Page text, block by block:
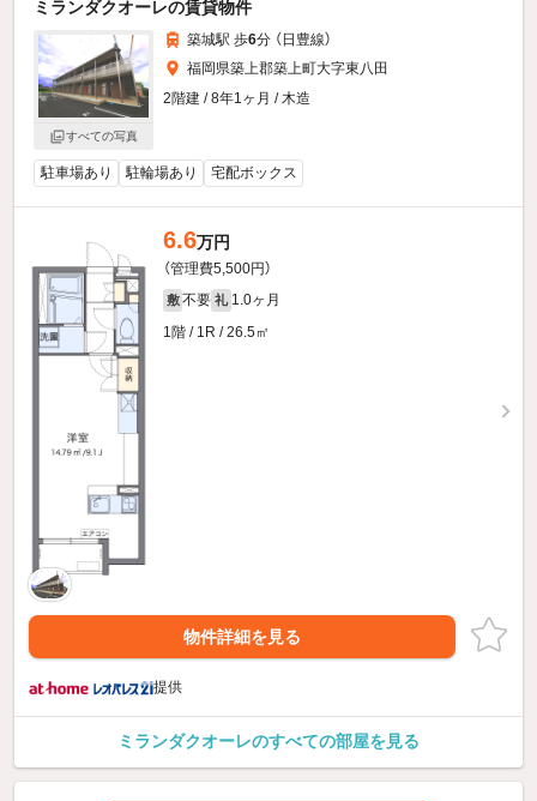
ミランダクオーレの賃貸物件
すべての写真
築城駅 歩6分 （日豊線）
福岡県築上郡築上町大字東八田
2階建 / 8年1ヶ月 / 木造
駐車場あり 駐輪場あり 宅配ボックス
6.6万円
（管理費5,500円）
敷 不要 礼 1.0ヶ月
1階 / 1R / 26.5㎡
物件詳細を見る
提供
ミランダクオーレのすべての部屋を見る